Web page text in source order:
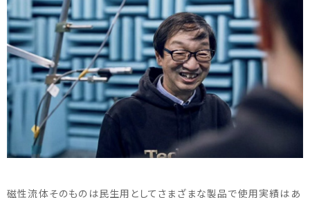
磁性流体そのものは民生用としてさまざまな製品で使用実績はあ